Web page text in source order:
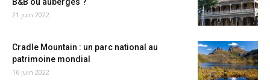
21 juin 2022
Cradle Mountain : un parc national au
patrimoine mondial
16 juin 2022